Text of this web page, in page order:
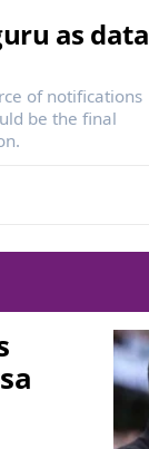
as data
of notifications
be the final